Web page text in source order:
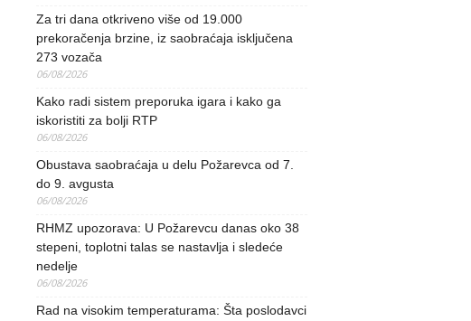
Za tri dana otkriveno više od 19.000
prekoračenja brzine, iz saobraćaja isključena
273 vozača
06/08/2026
Kako radi sistem preporuka igara i kako ga
iskoristiti za bolji RTP
06/08/2026
Obustava saobraćaja u delu Požarevca od 7.
do 9. avgusta
06/08/2026
RHMZ upozorava: U Požarevcu danas oko 38
stepeni, toplotni talas se nastavlja i sledeće
nedelje
06/08/2026
Rad na visokim temperaturama: Šta poslodavci